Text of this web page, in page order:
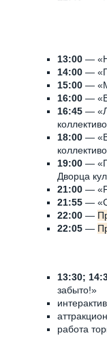
13:00 —
14:00 —
15:00 —
16:00 —
16:45 —
18:00 — «В
19:00 —
Дворца
21:00 —
21:55 —
22:00 —
22:05 —
13:30;
забыто!»
работа